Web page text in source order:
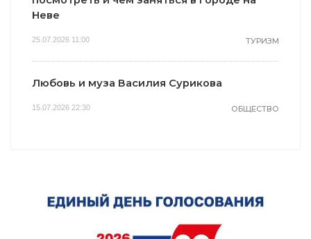
Неве
25.07.2026 11:00 ТУРИЗМ
Любовь и муза Василия Сурикова
15.07.2026 22:30 ОБЩЕСТВО